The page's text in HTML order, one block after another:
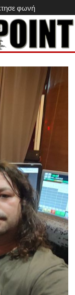
φωνή